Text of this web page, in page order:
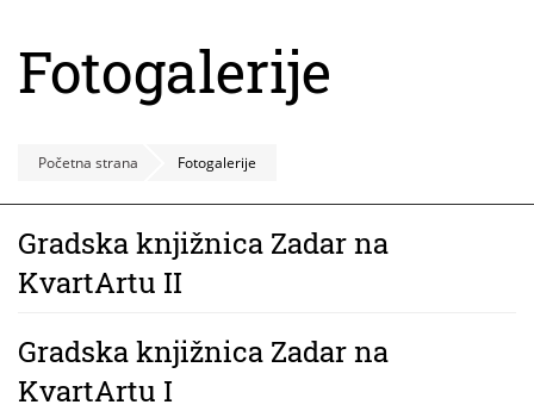
Fotogalerije
Početna strana Fotogalerije
Gradska knjižnica Zadar na
KvartArtu II
Gradska knjižnica Zadar na
KvartArtu I